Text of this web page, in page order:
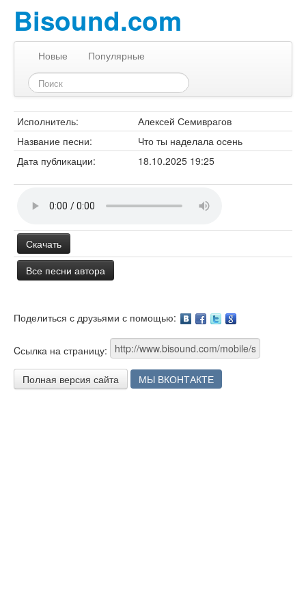
Bisound.com
Новые Популярные
Исполнитель:
Алексей Семиврагов
Название песни:
Что ты наделала осень
Дата публикации:
18.10.2025 19:25
Скачать
Все песни автора
Поделиться с друзьями с помощью:
Cсылка на страницу:
Полная версия сайта МЫ ВКОНТАКТЕ